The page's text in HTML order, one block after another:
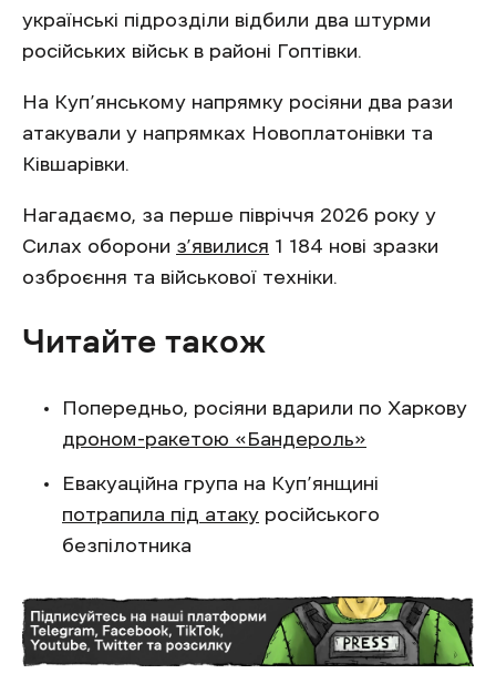
українські підрозділи відбили два штурми
російських військ в районі Гоптівки.
На Куп’янському напрямку росіяни два рази
атакували у напрямках Новоплатонівки та
Ківшарівки.
Нагадаємо, за перше півріччя 2026 року у
Силах оборони з’явилися 1 184 нові зразки
озброєння та військової техніки.
Читайте також
Попередньо, росіяни вдарили по Харкову
дроном-ракетою «Бандероль»
Евакуаційна група на Куп’янщині
потрапила під атаку російського
безпілотника